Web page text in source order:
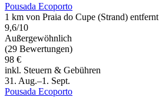
Pousada Ecoporto
1 km von Praia do Cupe (Strand) entfernt
9,6/10
Außergewöhnlich
(29 Bewertungen)
98 €
inkl. Steuern & Gebühren
31. Aug.–1. Sept.
Pousada Ecoporto